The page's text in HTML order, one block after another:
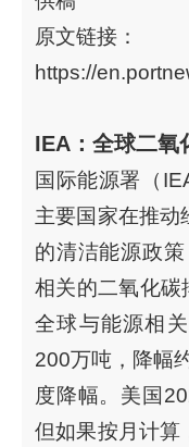
原文链接：
https://
IEA：全球二氧
国际能源署（
主要国家在推动
的清洁能源政
相关的二氧化碳
全球与能源相
200万吨，降幅
度降幅。美国
但如果按月计算